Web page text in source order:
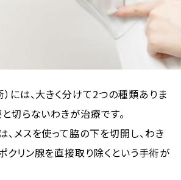
には、大きく分けて2つの種類ありま
切らないわきが治療です。
メスを使って脇の下を切開し、わき
クリン腺を直接取り除くという手術が